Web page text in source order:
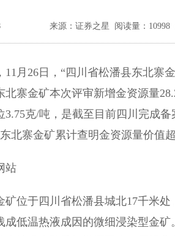
来源：证券之星 阅读量：10998
11月26日，“四川省松潘县东北寨
寨金矿本次评审新增金资源量
3.75克/吨，是截至目前四川完成
北寨金矿累计查明金资源量价值超
站
矿位于四川省松潘县城北17千米
成低温热液成因的微细浸染型金